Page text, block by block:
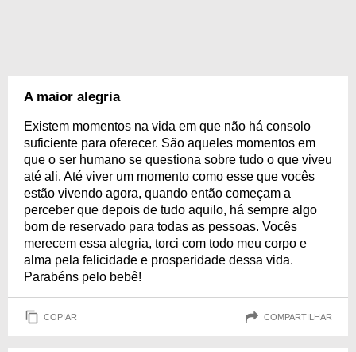
A maior alegria
Existem momentos na vida em que não há consolo
suficiente para oferecer. São aqueles momentos em
que o ser humano se questiona sobre tudo o que viveu
até ali. Até viver um momento como esse que vocês
estão vivendo agora, quando então começam a
perceber que depois de tudo aquilo, há sempre algo
bom de reservado para todas as pessoas. Vocês
merecem essa alegria, torci com todo meu corpo e
alma pela felicidade e prosperidade dessa vida.
Parabéns pelo bebê!
COPIAR COMPARTILHAR